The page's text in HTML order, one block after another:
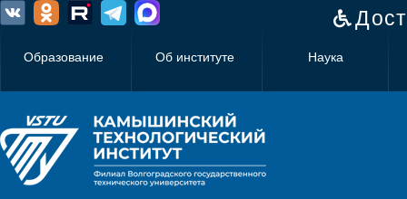
Образование Об институте Наука